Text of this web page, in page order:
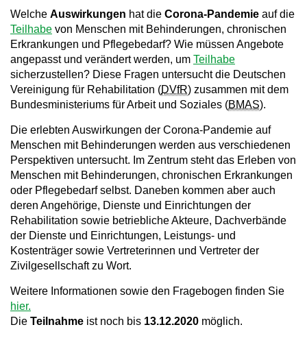
Welche Auswirkungen hat die Corona-Pandemie auf die
Teilhabe von Menschen mit Behinderungen, chronischen
Erkrankungen und Pflegebedarf? Wie müssen Angebote
angepasst und verändert werden, um Teilhabe
sicherzustellen? Diese Fragen untersucht die Deutschen
Vereinigung für Rehabilitation (DVfR) zusammen mit dem
Bundesministeriums für Arbeit und Soziales (BMAS).
Die erlebten Auswirkungen der Corona-Pandemie auf
Menschen mit Behinderungen werden aus verschiedenen
Perspektiven untersucht. Im Zentrum steht das Erleben von
Menschen mit Behinderungen, chronischen Erkrankungen
oder Pflege­bedarf selbst. Daneben kommen aber auch
deren Angehörige, Dienste und Einrich­tungen der
Rehabilitation sowie betriebliche Akteure, Dachverbände
der Dienste und Einrichtungen, Leistungs- und
Kostenträger sowie Vertreterinnen und Vertreter der
Zivilgesellschaft zu Wort.
Weitere Informationen sowie den Fragebogen finden Sie
hier.
Die Teilnahme ist noch bis 13.12.2020 möglich.